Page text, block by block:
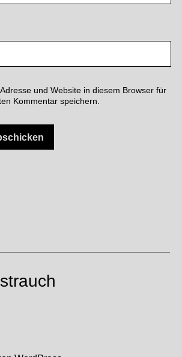
und Website in diesem Browser für
Kommentar speichern.